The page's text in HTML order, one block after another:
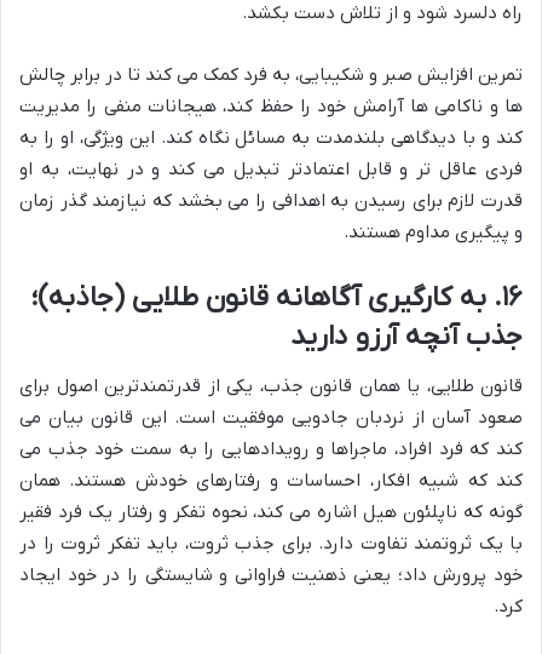
راه دلسرد شود و از تلاش دست بکشد.
تمرین افزایش صبر و شکیبایی، به فرد کمک می کند تا در برابر چالش
ها و ناکامی ها آرامش خود را حفظ کند، هیجانات منفی را مدیریت
کند و با دیدگاهی بلندمدت به مسائل نگاه کند. این ویژگی، او را به
فردی عاقل تر و قابل اعتمادتر تبدیل می کند و در نهایت، به او
قدرت لازم برای رسیدن به اهدافی را می بخشد که نیازمند گذر زمان
و پیگیری مداوم هستند.
۱۶. به کارگیری آگاهانه قانون طلایی (جاذبه)؛
جذب آنچه آرزو دارید
قانون طلایی، یا همان قانون جذب، یکی از قدرتمندترین اصول برای
صعود آسان از نردبان جادویی موفقیت است. این قانون بیان می
کند که فرد افراد، ماجراها و رویدادهایی را به سمت خود جذب می
کند که شبیه افکار، احساسات و رفتارهای خودش هستند. همان
گونه که ناپلئون هیل اشاره می کند، نحوه تفکر و رفتار یک فرد فقیر
با یک ثروتمند تفاوت دارد. برای جذب ثروت، باید تفکر ثروت را در
خود پرورش داد؛ یعنی ذهنیت فراوانی و شایستگی را در خود ایجاد
کرد.